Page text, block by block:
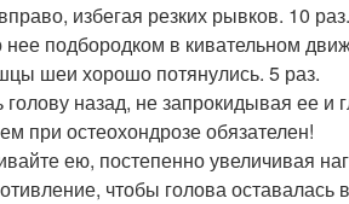
избегая резких рывков. 10 раз.
нее подбородком в кивательном
шеи хорошо потянулись. 5 раз.
назад, не запрокидывая ее и
при остеохондрозе обязателен!
ею, постепенно увеличивая
чтобы голова оставалась